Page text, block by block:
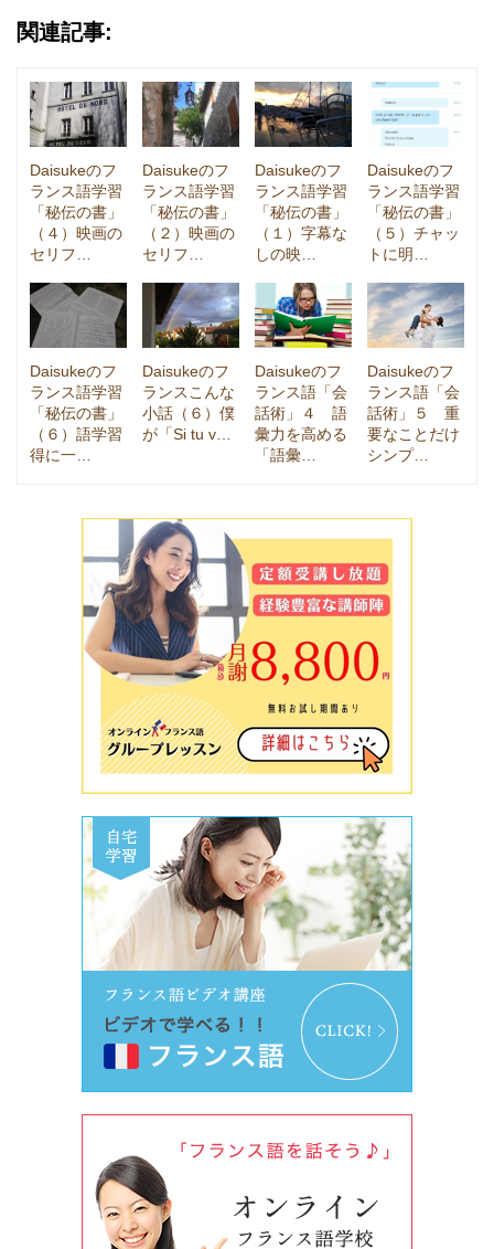
関連記事:
Daisukeのフ
ランス語学習
「秘伝の書」
（４）映画の
セリフ…
Daisukeのフ
ランス語学習
「秘伝の書」
（２）映画の
セリフ…
Daisukeのフ
ランス語学習
「秘伝の書」
（１）字幕な
しの映…
Daisukeのフ
ランス語学習
「秘伝の書」
（５）チャッ
トに明…
Daisukeのフ
ランス語学習
「秘伝の書」
（６）語学習
得に一…
Daisukeのフ
ランスこんな
小話（６）僕
が「Si tu v…
Daisukeのフ
ランス語「会
話術」４ 語
彙力を高める
「語彙…
Daisukeのフ
ランス語「会
話術」５ 重
要なことだけ
シンプ…